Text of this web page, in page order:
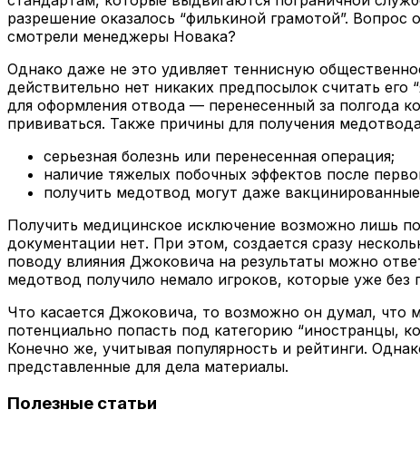
разрешение оказалось “филькиной грамотой”.
смотрели менеджеры Новака?
Однако даже не это удивляет теннисную
действительно нет никаких предпосылок считать
для оформления отвода — перенесенный за полгода
прививаться. Также причины для получения
серьезная болезнь или перенесенная операция;
наличие тяжелых побочных эффектов после
получить медотвод могут даже
Получить медицинское исключение возможно лишь
документации нет. При этом, создается сразу
поводу влияния Джоковича на результаты можно
медотвод получило немало игроков, которые уже
Что касается Джоковича, то возможно он думал, что
потенциально попасть под категорию “иностранцы,
Конечно же, учитывая популярность и рейтинги.
представленные для дела материалы.
Полезные статьи